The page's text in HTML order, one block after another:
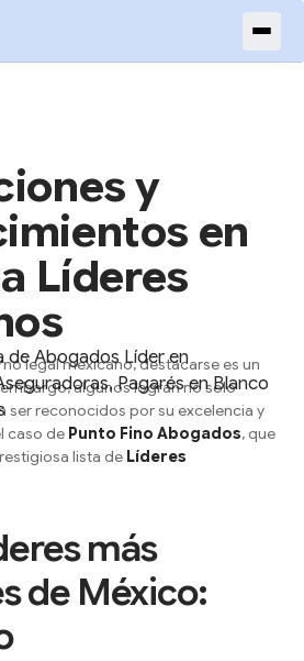
y
en
Líderes
de Abogados Líder en
Pagarés en Blanco
legal mexicano, destacarse es un
algunos logran no solo
ser reconocidos por su excelencia y
caso de Punto Fino Abogados, que
lista de Líderes
más
de México: